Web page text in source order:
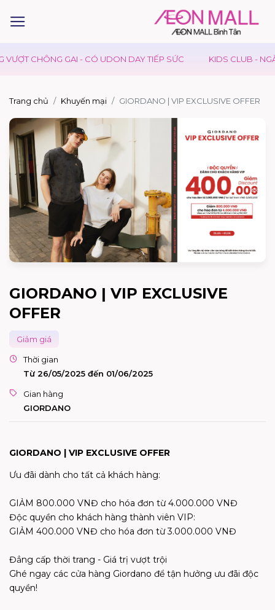
CHÔNG GAI - CÓ UDON DAY TIẾP SỨC KIDS CLUB -
Trang chủ Khuyến mại GIORDANO | VIP EXCLUSIVE OFFER
GIORDANO | VIP EXCLUSIVE
OFFER
Giảm giá
Thời gian
Từ 26/05/2025 đến 01/06/2025
Gian hàng
GIORDANO
GIORDANO | VIP EXCLUSIVE OFFER
Ưu đãi dành cho tất cả khách hàng:
GIẢM 800.000 VNĐ cho hóa đơn từ 4.000.000 VNĐ
Độc quyền cho khách hàng thành viên VIP:
GIẢM 400.000 VNĐ cho hóa đơn từ 3.000.000 VNĐ
Đẳng cấp thời trang - Giá trị vượt trội
Ghé ngay các cửa hàng Giordano để tận hưởng ưu đãi độc
quyền!